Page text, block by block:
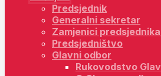
Predsjednik
Generalni sekretar
Zamjenici predsjednika
Predsjedništvo
Glavni odbor
Rukovodstvo